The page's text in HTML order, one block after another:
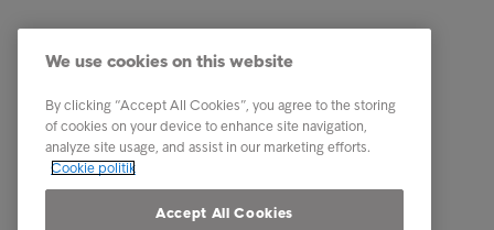
Vores services
Rapporter & indsigt
Om Intrum
We use cookies on this website
By clicking “Accept All Cookies”, you agree to the storing
of cookies on your device to enhance site navigation,
analyze site usage, and assist in our marketing efforts.
Cookie politik
Accept All Cookies